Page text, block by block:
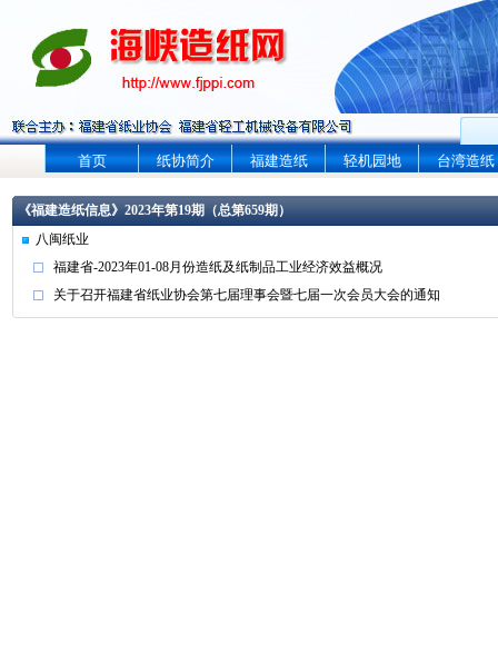
首页 纸协简介 福建造纸 轻机园地 台湾造纸
《福建造纸信息》2023年第19期（总第659期）
八闽纸业
福建省-2023年01-08月份造纸及纸制品工业经济效益概况
关于召开福建省纸业协会第七届理事会暨七届一次会员大会的通知